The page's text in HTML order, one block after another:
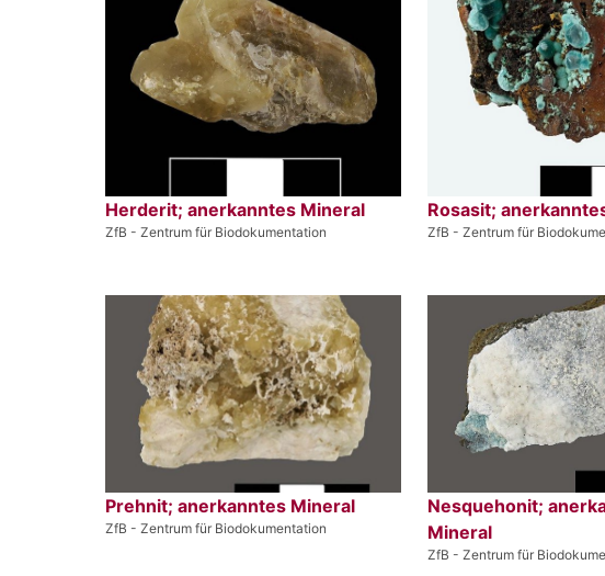
Herderit; anerkanntes Mineral
ZfB - Zentrum für Biodokumentation
Rosasit;
ZfB - Zentrum für
Prehnit; anerkanntes Mineral
ZfB - Zentrum für Biodokumentation
Nesquehonit;
Mineral
ZfB - Zentrum für